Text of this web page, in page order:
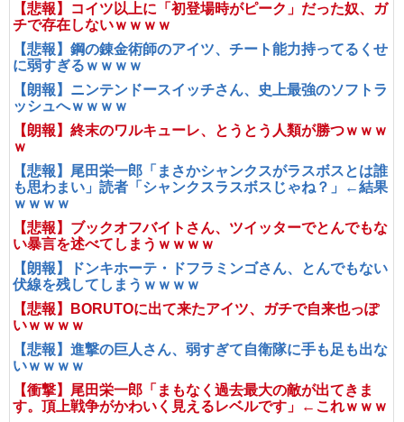
【悲報】コイツ以上に「初登場時がピーク」だった奴、ガ
チで存在しないｗｗｗｗ
【悲報】鋼の錬金術師のアイツ、チート能力持ってるくせ
に弱すぎるｗｗｗｗ
【朗報】ニンテンドースイッチさん、史上最強のソフトラ
ッシュへｗｗｗｗ
【朗報】終末のワルキューレ、とうとう人類が勝つｗｗｗ
ｗ
【悲報】尾田栄一郎「まさかシャンクスがラスボスとは誰
も思わまい」読者「シャンクスラスボスじゃね？」←結果
ｗｗｗｗ
【悲報】ブックオフバイトさん、ツイッターでとんでもな
い暴言を述べてしまうｗｗｗｗ
【朗報】ドンキホーテ・ドフラミンゴさん、とんでもない
伏線を残してしまうｗｗｗｗ
【悲報】BORUTOに出て来たアイツ、ガチで自来也っぽ
いｗｗｗｗ
【悲報】進撃の巨人さん、弱すぎて自衛隊に手も足も出な
いｗｗｗｗ
【衝撃】尾田栄一郎「まもなく過去最大の敵が出てきま
す。頂上戦争がかわいく見えるレベルです」←これｗｗｗ